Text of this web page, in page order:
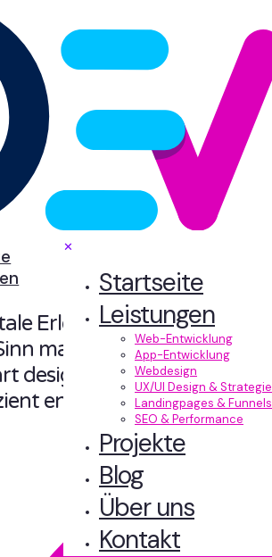
✕
Startseite
Leistungen
Web-Entwicklung
App-Entwicklung
Webdesign
UX/UI Design & Strategie
Landingpages & Funnels
SEO & Performance
Projekte
Blog
Über uns
Kontakt
Erlebnisse,
machen.
designt und
entwickelt.